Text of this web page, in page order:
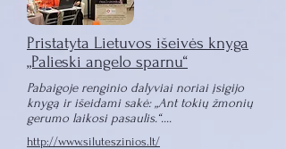
Pristatyta Lietuvos išeivės knyga
„Palieski angelo sparnu“
Pabaigoje renginio dalyviai noriai įsigijo
knygą ir išeidami sakė: „Ant tokių žmonių
gerumo laikosi pasaulis.“....
http://www.siluteszinios.lt/